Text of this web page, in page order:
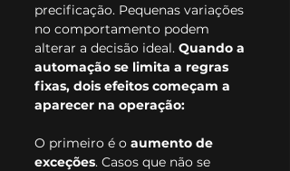
precificação. Pequenas variações
no comportamento podem
alterar a decisão ideal. Quando a
automação se limita a regras
fixas, dois efeitos começam a
aparecer na operação:
O primeiro é o aumento de
exceções. Casos que não se